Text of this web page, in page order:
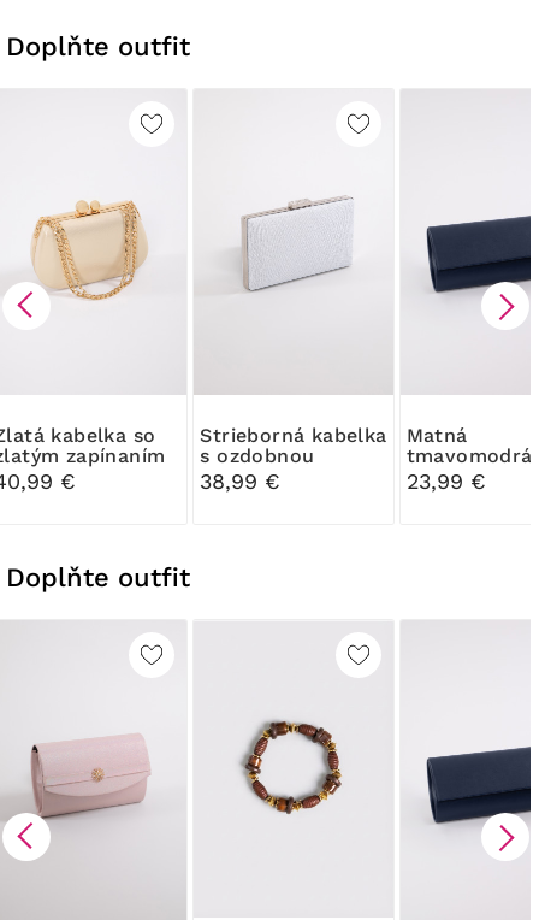
Doplňte outfit
so
zapínaním
€
Strieborná kabelka
s ozdobnou
sponou
38,99 €
Matná
tmavomodrá
Listová
23,99 €
Doplňte outfit